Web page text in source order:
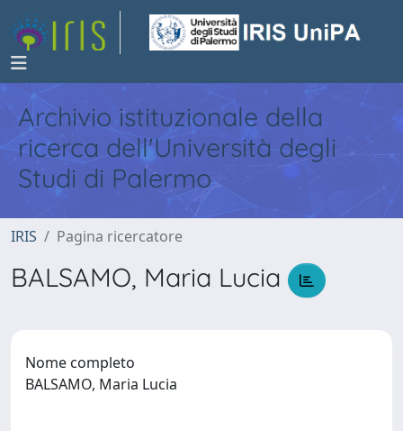
Archivio istituzionale della
ricerca dell'Università degli
Studi di Palermo
IRIS Pagina ricercatore
BALSAMO, Maria Lucia
Nome completo
BALSAMO, Maria Lucia